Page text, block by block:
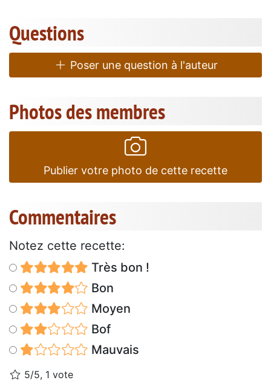
Questions
Poser une question à l'auteur
Photos des membres
Publier votre photo de cette recette
Commentaires
Notez cette recette:
Très bon !
Bon
Moyen
Bof
Mauvais
5/5, 1 vote